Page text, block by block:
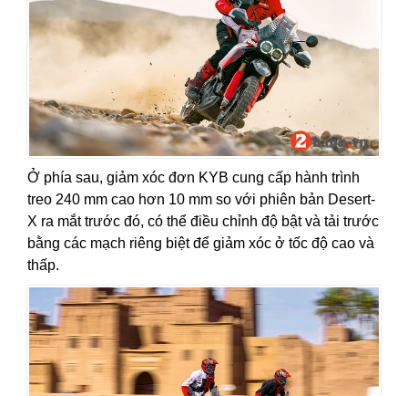
Ở phía sau, giảm xóc đơn KYB cung cấp hành trình
treo 240 mm cao hơn 10 mm so với phiên bản Desert-
X ra mắt trước đó, có thể điều chỉnh độ bật và tải trước
bằng các mạch riêng biệt để giảm xóc ở tốc độ cao và
thấp.